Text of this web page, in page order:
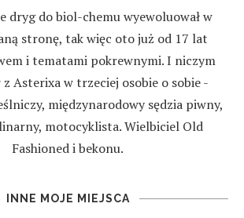
dryg do biol-chemu wyewoluował w
stronę, tak więc oto już od 17 lat
i tematami pokrewnymi. I niczym
z Asterixa w trzeciej osobie o sobie -
międzynarodowy sędzia piwny,
motocyklista. Wielbiciel Old
Fashioned i bekonu.
INNE MOJE MIEJSCA